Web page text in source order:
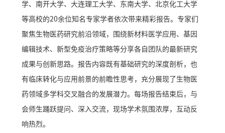
学、南开大学、大连理工大学、东南大学、北京化工大学
等高校的20余位知名专家学者依次带来精彩报告。专家们
聚焦生物医药研究前沿领域，围绕新材料医学应用、基因
编辑技术、新型免疫治疗策略等分享各自团队的最新研究
成果与创新思路。报告内容既有基础研究的深度剖析，也
有临床转化与应用前景的前瞻性思考，充分展现了生物医
药领域多学科交叉融合的发展潜力。每场报告结束后，与
会师生踊跃提问、深入交流，现场学术氛围浓厚，互动反
响热烈。